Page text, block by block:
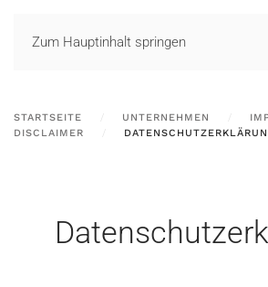
Zum Hauptinhalt springen
STARTSEITE UNTERNEHMEN
DISCLAIMER